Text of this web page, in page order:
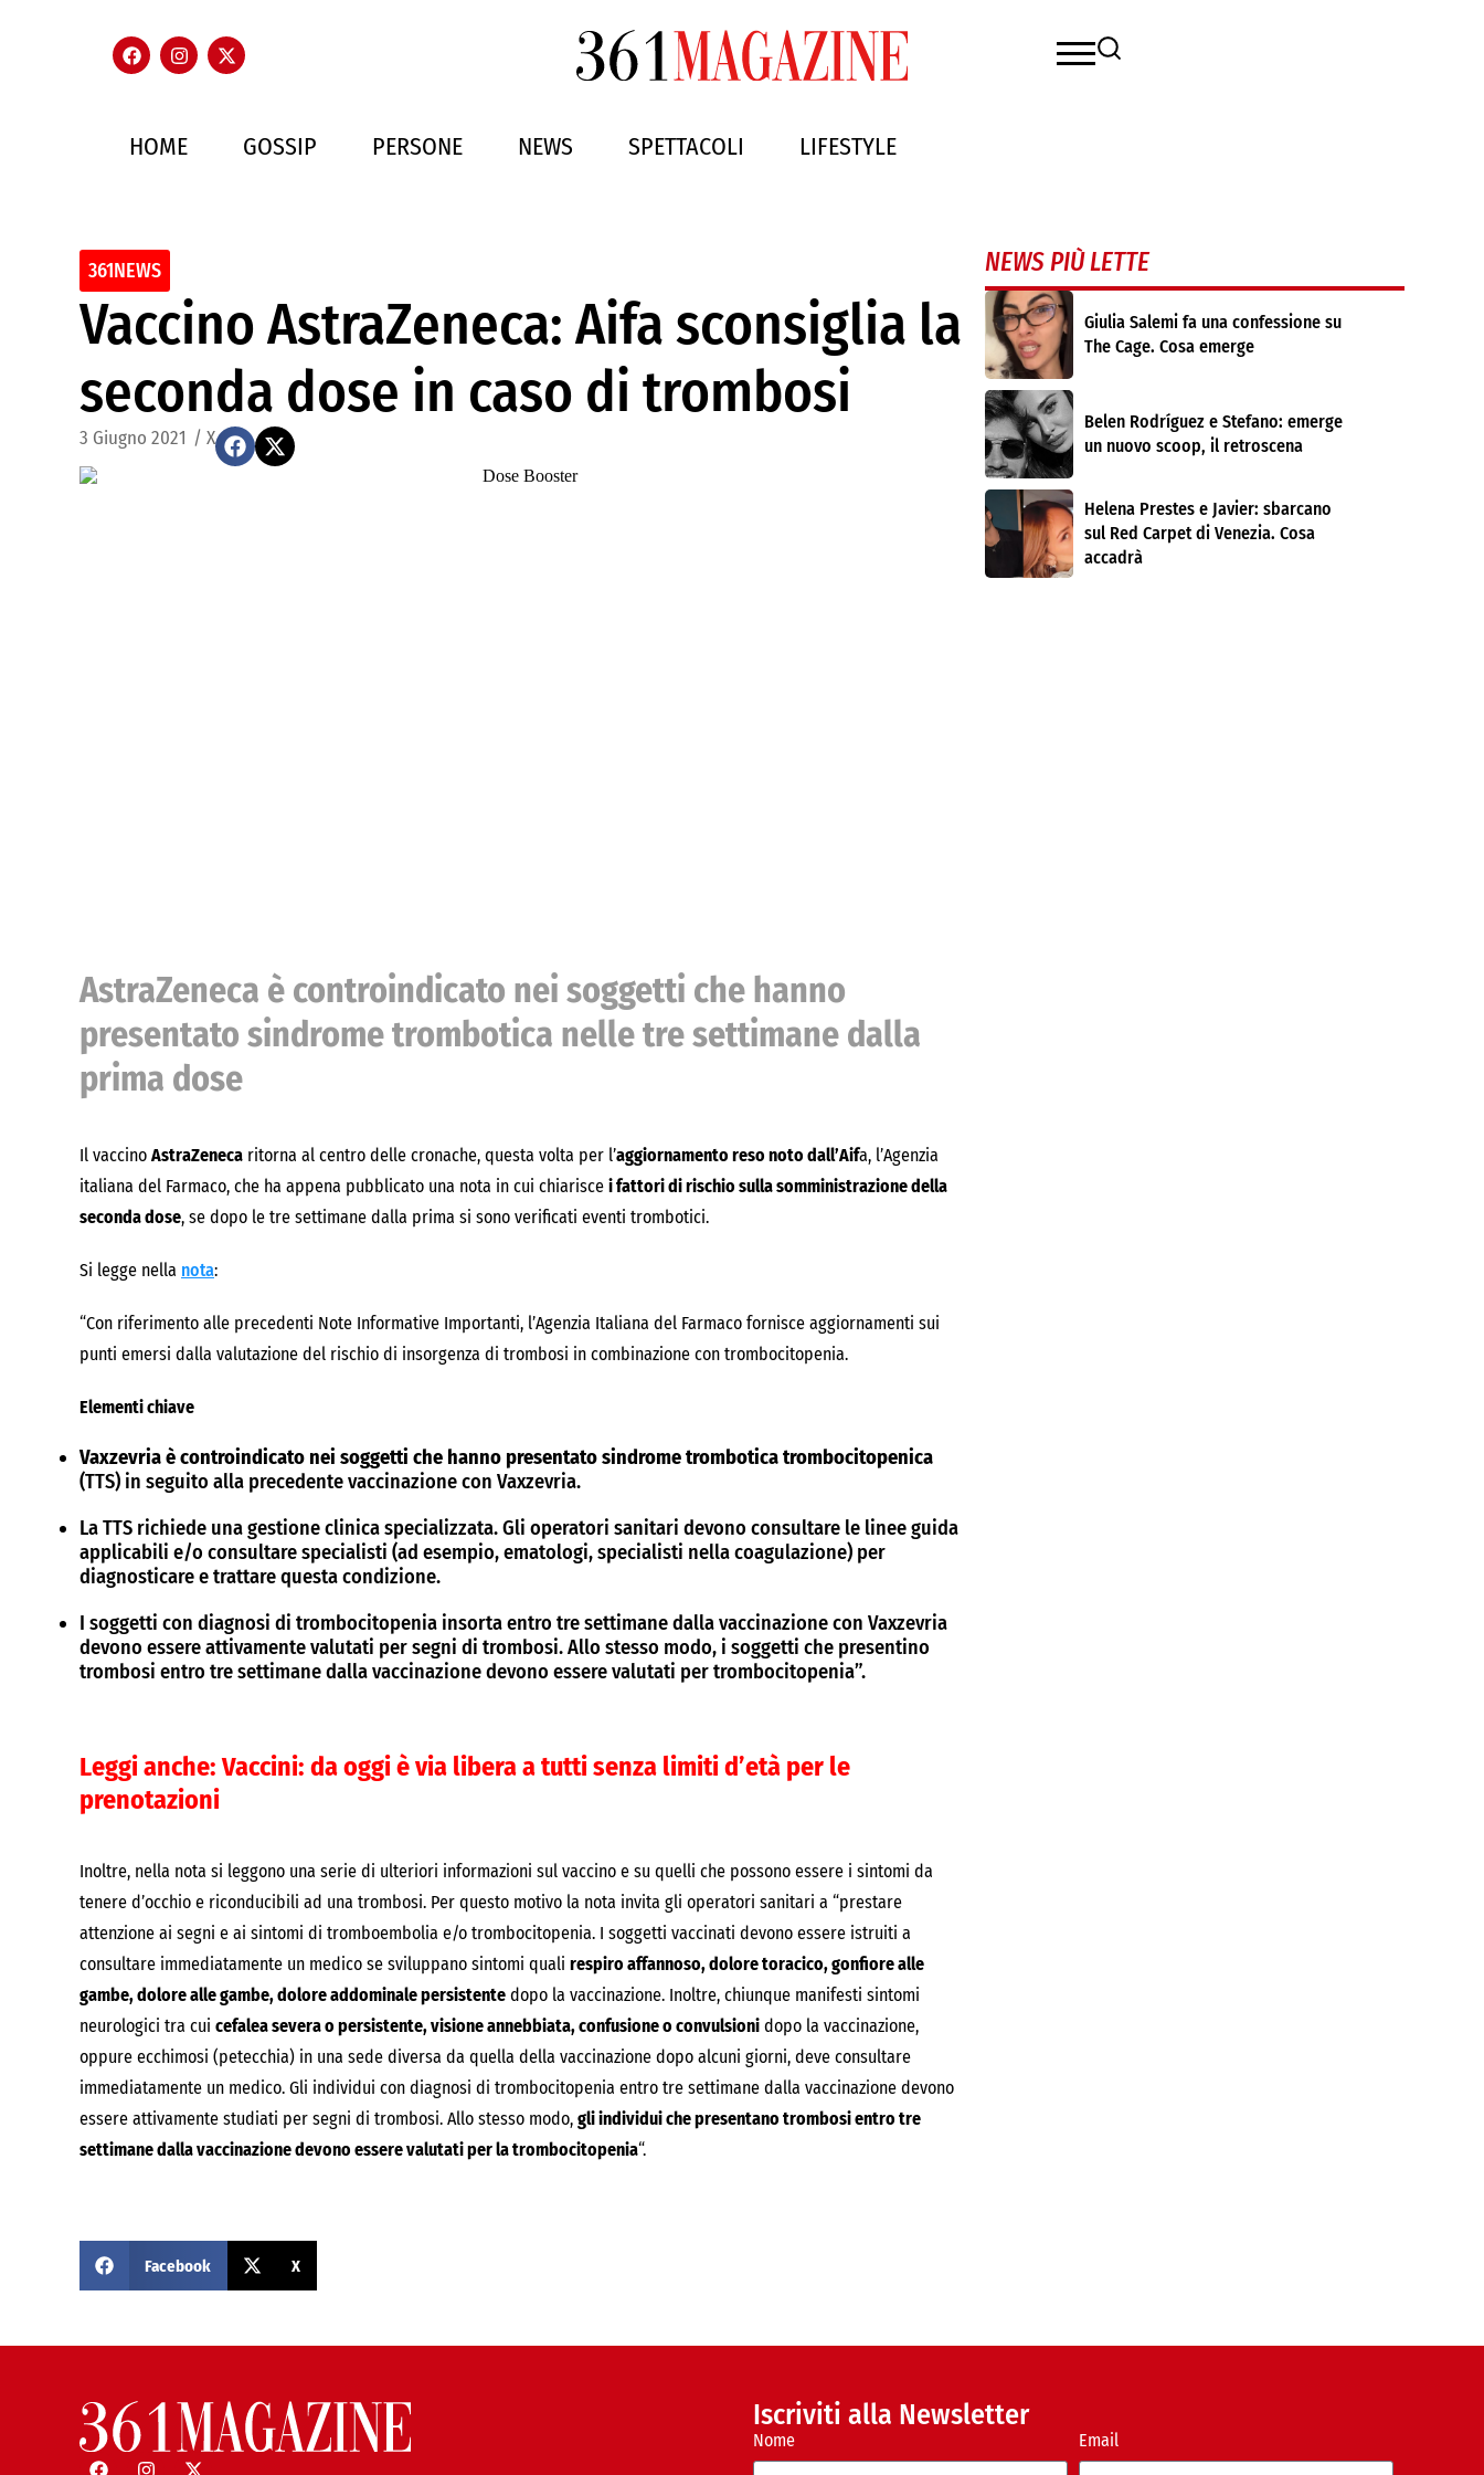
HOME GOSSIP PERSONE NEWS SPETTACOLI LIFESTYLE
361NEWS
Vaccino AstraZeneca: Aifa sconsiglia la
seconda dose in caso di trombosi
3 Giugno 2021 / X
AstraZeneca è controindicato nei soggetti che hanno
presentato sindrome trombotica nelle tre settimane dalla
prima dose
Il vaccino AstraZeneca ritorna al centro delle cronache, questa volta per l’aggiornamento reso noto dall’Aifa, l’Agenzia
italiana del Farmaco, che ha appena pubblicato una nota in cui chiarisce i fattori di rischio sulla somministrazione della
seconda dose, se dopo le tre settimane dalla prima si sono verificati eventi trombotici.
Si legge nella nota:
“Con riferimento alle precedenti Note Informative Importanti, l’Agenzia Italiana del Farmaco fornisce aggiornamenti sui
punti emersi dalla valutazione del rischio di insorgenza di trombosi in combinazione con trombocitopenia.
Elementi chiave
Vaxzevria è controindicato nei soggetti che hanno presentato sindrome trombotica trombocitopenica
(TTS) in seguito alla precedente vaccinazione con Vaxzevria.
La TTS richiede una gestione clinica specializzata. Gli operatori sanitari devono consultare le linee guida
applicabili e/o consultare specialisti (ad esempio, ematologi, specialisti nella coagulazione) per
diagnosticare e trattare questa condizione.
I soggetti con diagnosi di trombocitopenia insorta entro tre settimane dalla vaccinazione con Vaxzevria
devono essere attivamente valutati per segni di trombosi. Allo stesso modo, i soggetti che presentino
trombosi entro tre settimane dalla vaccinazione devono essere valutati per trombocitopenia”.
Leggi anche:Vaccini: da oggi è via libera a tutti senza limiti d’età per le
prenotazioni
Inoltre, nella nota si leggono una serie di ulteriori informazioni sul vaccino e su quelli che possono essere i sintomi da
tenere d’occhio e riconducibili ad una trombosi. Per questo motivo la nota invita gli operatori sanitari a “prestare
attenzione ai segni e ai sintomi di tromboembolia e/o trombocitopenia. I soggetti vaccinati devono essere istruiti a
consultare immediatamente un medico se sviluppano sintomi quali respiro affannoso, dolore toracico, gonfiore alle
gambe, dolore alle gambe, dolore addominale persistente dopo la vaccinazione. Inoltre, chiunque manifesti sintomi
neurologici tra cui cefalea severa o persistente, visione annebbiata, confusione o convulsioni dopo la vaccinazione,
oppure ecchimosi (petecchia) in una sede diversa da quella della vaccinazione dopo alcuni giorni, deve consultare
immediatamente un medico. Gli individui con diagnosi di trombocitopenia entro tre settimane dalla vaccinazione devono
essere attivamente studiati per segni di trombosi. Allo stesso modo, gli individui che presentano trombosi entro tre
settimane dalla vaccinazione devono essere valutati per la trombocitopenia“.
Facebook X
NEWS PIÙ LETTE
Giulia Salemi fa una confessione su
The Cage. Cosa emerge
Belen Rodríguez e Stefano: emerge
un nuovo scoop, il retroscena
Helena Prestes e Javier: sbarcano
sul Red Carpet di Venezia. Cosa
accadrà
Iscriviti alla Newsletter
Nome Email